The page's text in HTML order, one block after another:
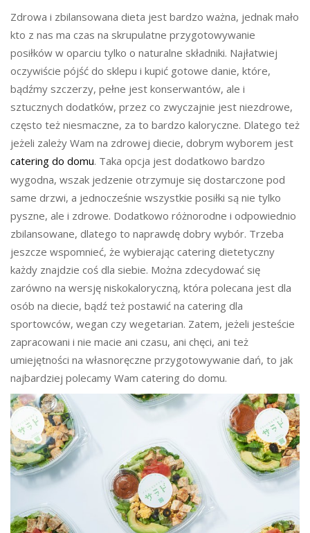
Zdrowa i zbilansowana dieta jest bardzo ważna, jednak mało
kto z nas ma czas na skrupulatne przygotowywanie
posiłków w oparciu tylko o naturalne składniki. Najłatwiej
oczywiście pójść do sklepu i kupić gotowe danie, które,
bądźmy szczerzy, pełne jest konserwantów, ale i
sztucznych dodatków, przez co zwyczajnie jest niezdrowe,
często też niesmaczne, za to bardzo kaloryczne. Dlatego też
jeżeli zależy Wam na zdrowej diecie, dobrym wyborem jest
catering do domu. Taka opcja jest dodatkowo bardzo
wygodna, wszak jedzenie otrzymuje się dostarczone pod
same drzwi, a jednocześnie wszystkie posiłki są nie tylko
pyszne, ale i zdrowe. Dodatkowo różnorodne i odpowiednio
zbilansowane, dlatego to naprawdę dobry wybór. Trzeba
jeszcze wspomnieć, że wybierając catering dietetyczny
każdy znajdzie coś dla siebie. Można zdecydować się
zarówno na wersję niskokaloryczną, która polecana jest dla
osób na diecie, bądź też postawić na catering dla
sportowców, wegan czy wegetarian. Zatem, jeżeli jesteście
zapracowani i nie macie ani czasu, ani chęci, ani też
umiejętności na własnoręczne przygotowywanie dań, to jak
najbardziej polecamy Wam catering do domu.